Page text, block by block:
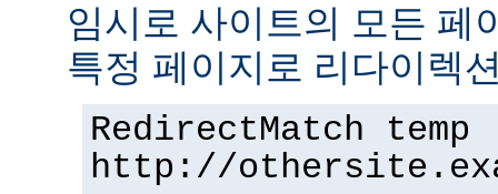
임시로 사이트의 모든 페
특정 페이지로 리다이렉
RedirectMatch
http://